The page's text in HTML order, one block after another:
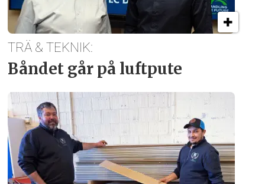
TRÄ & TEKNIK:
Båndet går på luftpute